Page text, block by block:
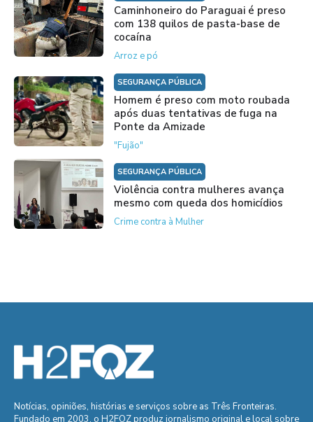
Caminhoneiro do Paraguai é preso
com 138 quilos de pasta-base de
cocaína
Arroz e pó
SEGURANÇA PÚBLICA
Homem é preso com moto roubada
após duas tentativas de fuga na
Ponte da Amizade
"Fujão"
SEGURANÇA PÚBLICA
Violência contra mulheres avança
mesmo com queda dos homicídios
Crime contra à Mulher
Notícias, opiniões, histórias e serviços sobre as Três Fronteiras.
Fundado em 2003, o H2FOZ produz jornalismo original e local sobre